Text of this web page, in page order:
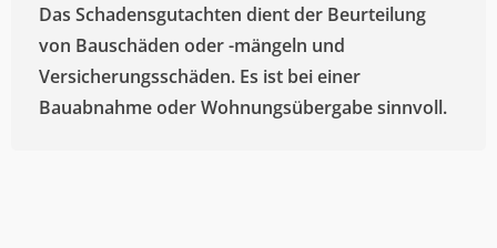
Das Schadensgutachten dient der Beurteilung
von Bauschäden oder -mängeln und
Versicherungsschäden. Es ist bei einer
Bauabnahme oder Wohnungsübergabe sinnvoll.